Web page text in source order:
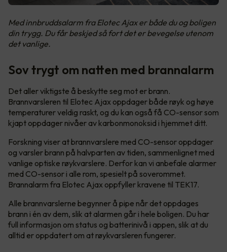
Med innbruddsalarm fra Elotec Ajax er både du og boligen
din trygg. Du får beskjed så fort det er bevegelse utenom
det vanlige.
Sov trygt om natten med brannalarm
Det aller viktigste å beskytte seg mot er brann.
Brannvarsleren til Elotec Ajax oppdager både røyk og høye
temperaturer veldig raskt, og du kan også få CO-sensor som
kjapt oppdager nivåer av karbonmonoksid i hjemmet ditt.
Forskning viser at brannvarslere med CO-sensor oppdager
og varsler brann på halvparten av tiden, sammenlignet med
vanlige optiske røykvarslere. Derfor kan vi anbefale alarmer
med CO-sensor i alle rom, spesielt på soverommet.
Brannalarm fra Elotec Ajax oppfyller kravene til TEK17.
Alle brannvarslerne begynner å pipe når det oppdages
brann i én av dem, slik at alarmen går i hele boligen. Du har
full informasjon om status og batterinivå i appen, slik at du
alltid er oppdatert om at røykvarsleren fungerer.